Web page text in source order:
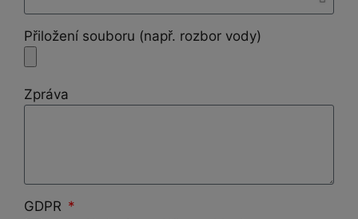
Přiložení souboru (např. rozbor vody)
Zpráva
GDPR